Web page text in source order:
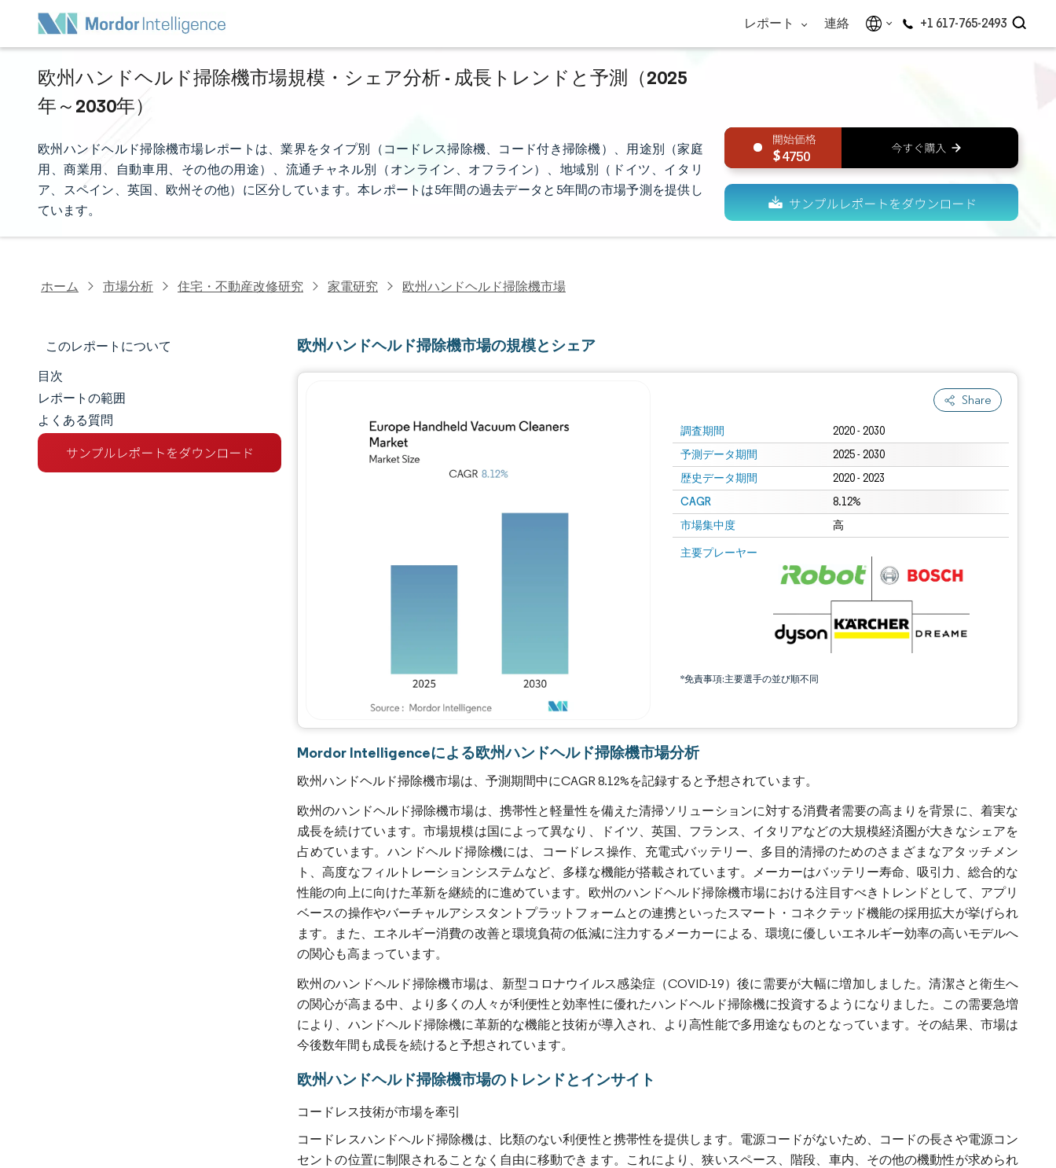
レポート 連絡 +1 617-765-2493
欧州ハンドヘルド掃除機市場規模・シェア分析 - 成長トレンドと予測（2025
年～2030年）
欧州ハンドヘルド掃除機市場レポートは、業界をタイプ別（コードレス掃除機、コード付き掃除機）、用途別（家庭
用、商業用、自動車用、その他の用途）、流通チャネル別（オンライン、オフライン）、地域別（ドイツ、イタリ
ア、スペイン、英国、欧州その他）に区分しています。本レポートは5年間の過去データと5年間の市場予測を提供し
ています。
4750
ホーム 市場分析 住宅・不動産改修研究 家電研究 欧州ハンドヘルド掃除機市場
このレポートについて
マーケットスナップショット
市場概要
主な市場動向
目次
レポートの範囲
よくある質問
欧州ハンドヘルド掃除機市場の規模とシェア
Share
調査期間 2020 - 2030
予測データ期間 2025 - 2030
歴史データ期間 2020 - 2023
CAGR 8.12%
市場集中度 高
主要プレーヤー
*免責事項:主要選手の並び順不同
Mordor Intelligenceによる欧州ハンドヘルド掃除機市場分析
欧州ハンドヘルド掃除機市場は、予測期間中にCAGR 8.12%を記録すると予想されています。
欧州のハンドヘルド掃除機市場は、携帯性と軽量性を備えた清掃ソリューションに対する消費者需要の高まりを背景に、着実な
成長を続けています。市場規模は国によって異なり、ドイツ、英国、フランス、イタリアなどの大規模経済圏が大きなシェアを
占めています。ハンドヘルド掃除機には、コードレス操作、充電式バッテリー、多目的清掃のためのさまざまなアタッチメン
ト、高度なフィルトレーションシステムなど、多様な機能が搭載されています。メーカーはバッテリー寿命、吸引力、総合的な
性能の向上に向けた革新を継続的に進めています。欧州のハンドヘルド掃除機市場における注目すべきトレンドとして、アプリ
ベースの操作やバーチャルアシスタントプラットフォームとの連携といったスマート・コネクテッド機能の採用拡大が挙げられ
ます。また、エネルギー消費の改善と環境負荷の低減に注力するメーカーによる、環境に優しいエネルギー効率の高いモデルへ
の関心も高まっています。
欧州のハンドヘルド掃除機市場は、新型コロナウイルス感染症（COVID-19）後に需要が大幅に増加しました。清潔さと衛生へ
の関心が高まる中、より多くの人々が利便性と効率性に優れたハンドヘルド掃除機に投資するようになりました。この需要急増
により、ハンドヘルド掃除機に革新的な機能と技術が導入され、より高性能で多用途なものとなっています。その結果、市場は
今後数年間も成長を続けると予想されています。
欧州ハンドヘルド掃除機市場のトレンドとインサイト
コードレス技術が市場を牽引
コードレスハンドヘルド掃除機は、比類のない利便性と携帯性を提供します。電源コードがないため、コードの長さや電源コン
セントの位置に制限されることなく自由に移動できます。これにより、狭いスペース、階段、車内、その他の機動性が求められ